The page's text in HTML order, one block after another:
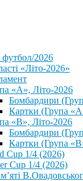
2026
«Літо-2026»
«А», Літо-2026
Бомбардири
Картки (Група
«В», Літо-2026
Бомбардири
Картки (Група
Cup 1/4 (2026)
Cup 1/4 (2026)